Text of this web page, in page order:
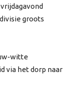
groots
witte
via het dorp naar